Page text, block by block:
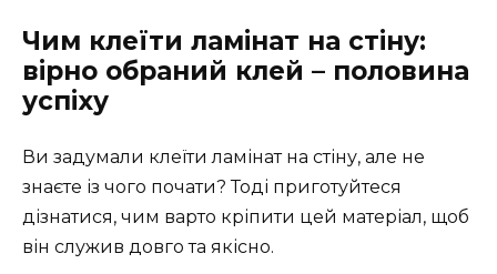
Чим клеїти ламінат на стіну:
вірно обраний клей – половина
успіху
Ви задумали клеїти ламінат на стіну, але не
знаєте із чого почати? Тоді приготуйтеся
дізнатися, чим варто кріпити цей матеріал, щоб
він служив довго та якісно.